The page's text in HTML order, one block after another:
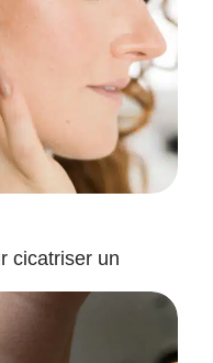
cicatriser un